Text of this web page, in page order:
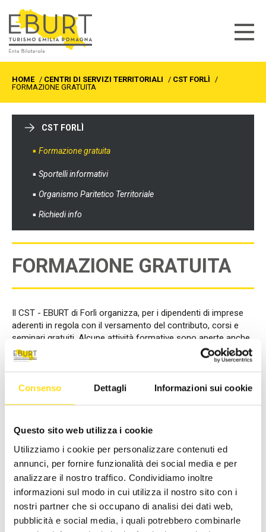
Consenso Dettagli Informazioni sui cookie
Questo sito web utilizza i cookie
Utilizziamo i cookie per personalizzare contenuti ed
annunci, per fornire funzionalità dei social media e per
analizzare il nostro traffico. Condividiamo inoltre
informazioni sul modo in cui utilizza il nostro sito con i
nostri partner che si occupano di analisi dei dati web,
pubblicità e social media, i quali potrebbero combinarle
HOME / CENTRI DI SERVIZI TERRITORIALI / CST FORLÌ /
FORMAZIONE GRATUITA
CST FORLÌ
Formazione gratuita
Sportelli informativi
Organismo Paritetico Territoriale
Richiedi info
FORMAZIONE GRATUITA
Il CST - EBURT di Forlì organizza, per i dipendenti di imprese
aderenti in regola con il versamento del contributo, corsi e
seminari gratuiti. Alcune attività formative sono aperte anche
ai soci/imprenditori.
LIVELLO
TIPOLOGIA